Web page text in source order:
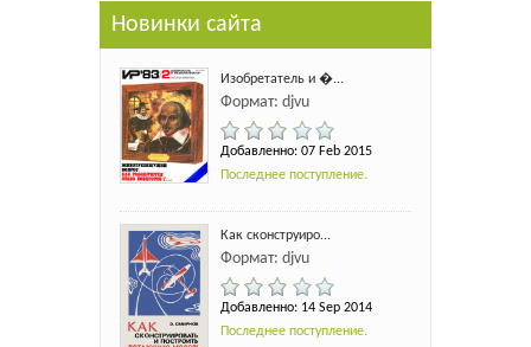
Новинки сайта
Изобретатель и �...
Формат: djvu
Добавленно: 07 Feb 2015
Последнее поступление.
Как сконструиро...
Формат: djvu
Добавленно: 14 Sep 2014
Последнее поступление.